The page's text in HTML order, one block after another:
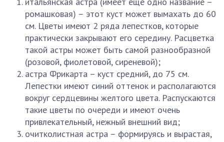
ромашковая) – этот куст может вымахать до 60
см. Цветы имеют 2 ряда лепестков, которые
практически закрывают его середину. Расцветка
такой астры может быть самой разнообразной
(розовой, фиолетовой, сиреневой);
астра Фрикарта – куст средний, до 75 см.
Лепестки имеют синий оттенок и располагаются
вокруг сердцевины желтого цвета. Распускаются
такие цветы по очереди и имеют очень
привлекательный, нежный внешний вид;
очитколистная астра – формируясь и вырастая,